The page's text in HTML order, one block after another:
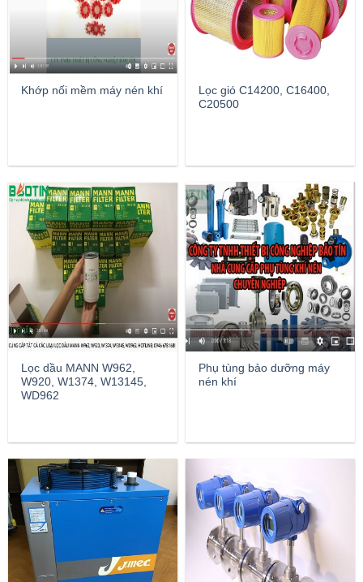
Khớp nối mềm máy nén khí
Lọc gió C14200, C16400,
C20500
Lọc dầu MANN W962,
W920, W1374, W13145,
WD962
Phụ tùng bảo dưỡng máy
nén khí